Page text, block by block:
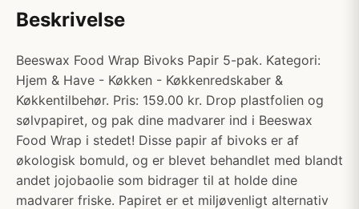
Beskrivelse
Beeswax Food Wrap Bivoks Papir 5-pak. Kategori:
Hjem & Have - Køkken - Køkkenredskaber &
Køkkentilbehør. Pris: 159.00 kr. Drop plastfolien og
sølvpapiret, og pak dine madvarer ind i Beeswax
Food Wrap i stedet! Disse papir af bivoks er af
økologisk bomuld, og er blevet behandlet med blandt
andet jojobaolie som bidrager til at holde dine
madvarer friske. Papiret er et miljøvenligt alternativ